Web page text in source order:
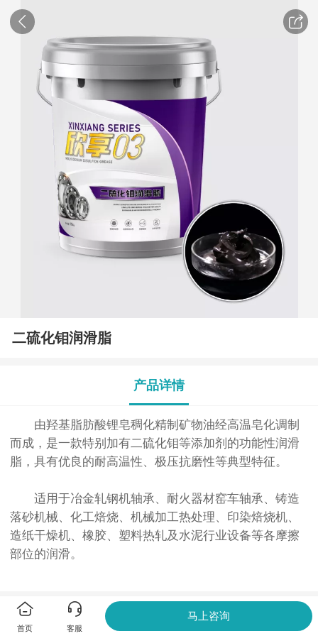
⼆硫化钼润滑脂
产品详情
由羟基脂肪酸锂皂稠化精制矿物油经⾼温皂化调制
⽽成，是⼀款特别加有⼆硫化钼等添加剂的功能性润滑
脂，具有优良的耐⾼温性、极压抗磨性等典型特征。
适⽤于冶⾦轧钢机轴承、耐⽕器材窑⻋轴承、铸造
落砂机械、化⼯焙烧、机械加⼯热处理、印染焙烧机、
造纸⼲燥机、橡胶、塑料热轧及⽔泥⾏业设备等各摩擦
部位的润滑。
推荐产品
首页 客服
马上咨询